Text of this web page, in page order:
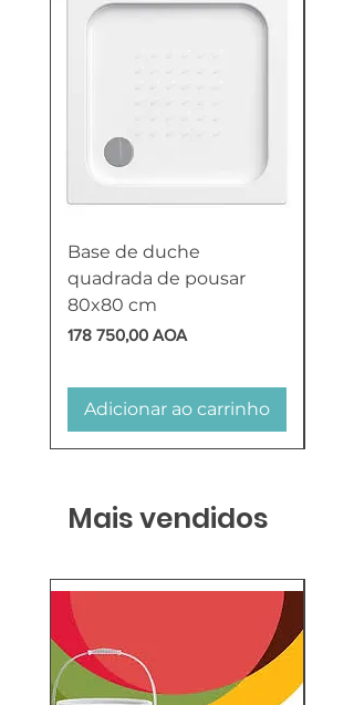
Base de duche
quadrada de pousar
80x80 cm
Preço
178 750,00 AOA
Adicionar ao carrinho
Mais vendidos